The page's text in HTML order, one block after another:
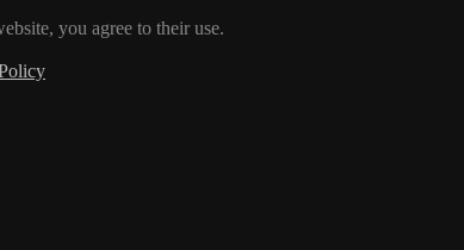
you agree to their use.